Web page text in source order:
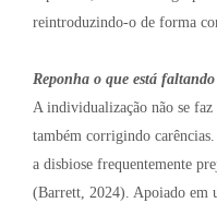
reintroduzindo-o de forma
Reponha o que está faltando
A individualização não se faz
também corrigindo
a disbiose frequentemente
(Barrett, 2024). Apoiado em